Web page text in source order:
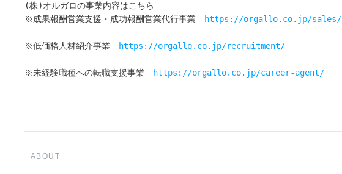
(株)オルガロの事業内容はこちら
※成果報酬営業支援・成功報酬営業代行事業
https://orgallo.co.jp/sales/
※低価格人材紹介事業 https://orgallo.co.jp/recruitment/
※未経験職種への転職支援事業 https://orgallo.co.jp/career-agent/
ABOUT